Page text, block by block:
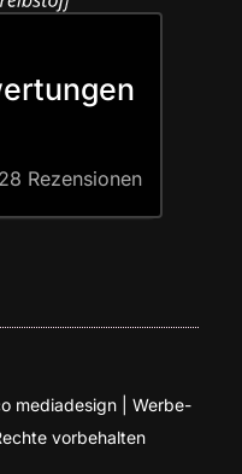
28 Rezen­sio­nen
media­de­sign | Wer­be­
vorbehalten